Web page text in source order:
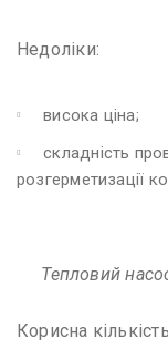
Недоліки:
висока ціна;
складність
розгерметизації
Тепловий
Корисна